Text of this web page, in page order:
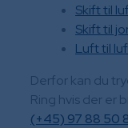
Skift til
Skift til
Luft til
Derfor kan du
Ring hvis der er
(+45) 97 88 50